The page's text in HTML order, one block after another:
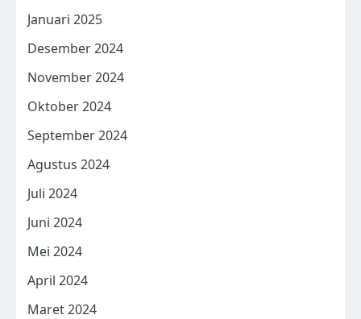
Januari 2025
Desember 2024
November 2024
Oktober 2024
September 2024
Agustus 2024
Juli 2024
Juni 2024
Mei 2024
April 2024
Maret 2024